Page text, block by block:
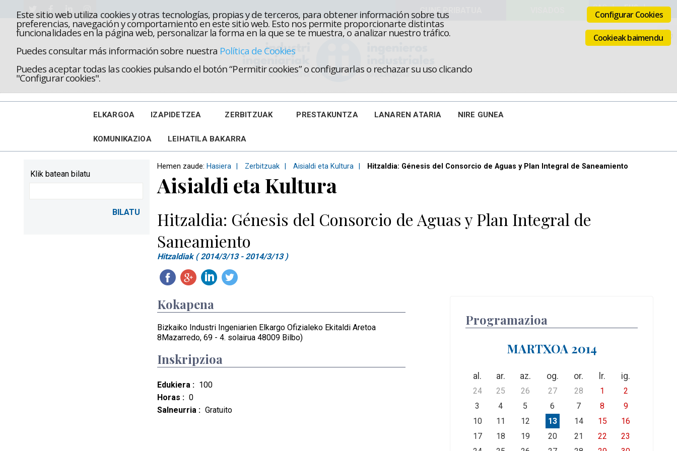
Este sitio web utiliza cookies y otras tecnologías, propias y de terceros, para obtener información sobre tus
preferencias, navegación y comportamiento en este sitio web. Esto nos permite proporcionarte distintas
funcionalidades en la página web, personalizar la forma en la que se te muestra, o analizar nuestro tráfico.
Puedes consultar más información sobre nuestra Política de Cookies
Puedes aceptar todas las cookies pulsando el botón “Permitir cookies” o configurarlas o rechazar su uso clicando
"Configurar cookies".
Configurar Cookies
Cookieak baimendu
ELKARGOA IZAPIDETZEA ZERBITZUAK PRESTAKUNTZA LANAREN ATARIA NIRE GUNEA
KOMUNIKAZIOA LEIHATILA BAKARRA
Hemen zaude: Hasiera Zerbitzuak Aisialdi eta Kultura Hitzaldia: Génesis del Consorcio de Aguas y Plan Integral de Saneamiento
Aisialdi eta Kultura
Hitzaldia: Génesis del Consorcio de Aguas y Plan Integral de
Saneamiento
Hitzaldiak ( 2014/3/13 - 2014/3/13 )
Kokapena
Bizkaiko Industri Ingeniarien Elkargo Ofizialeko Ekitaldi Aretoa
8Mazarredo, 69 - 4. solairua 48009 Bilbo)
Programazioa
MARTXOA 2014
al. ar. az. og. or. lr. ig.
24 25 26 27 28 1
2
3
4 5 6 7 8
9
10
11 12 13 14 15
16
17
18 19 20 21 22
23
Inskripzioa
Edukiera : 100
Horas : 0
Salneurria : Gratuito
Klik batean bilatu